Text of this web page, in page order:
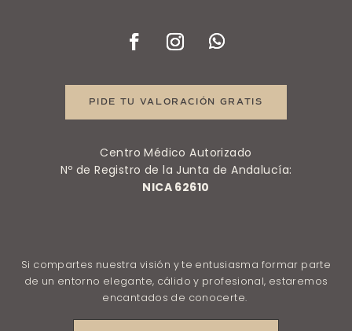
PIDE TU VALORACIÓN GRATIS
Centro Médico Autorizado
Nº de Registro de la Junta de Andalucía:
NICA 62610
Si compartes nuestra visión y te entusiasma formar parte
de un entorno elegante, cálido y profesional, estaremos
encantados de conocerte.